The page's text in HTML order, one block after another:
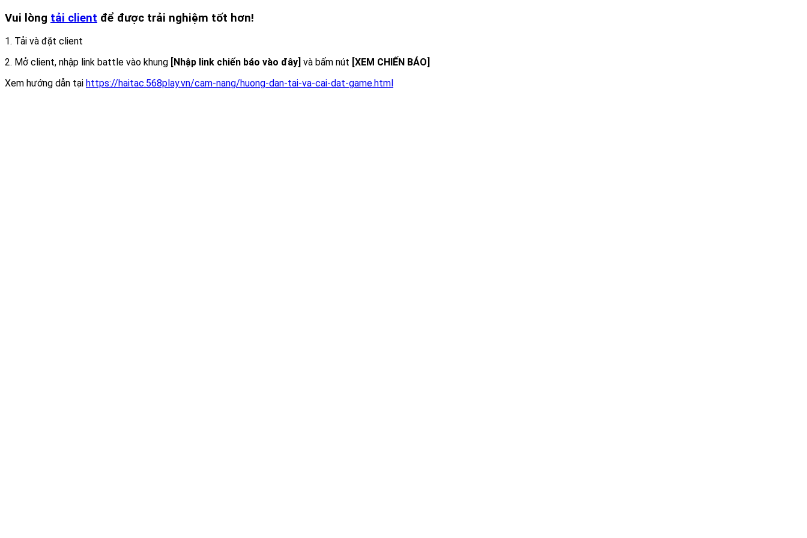
Vui lòng tải client để được trải nghiệm tốt hơn!
1. Tải và đặt client
2. Mở client, nhập link battle vào khung
[Nhập link chiến báo vào đây] và bấm nút [XEM CHIẾN BÁO]
Xem hướng dẫn tại https://haitac.568play.vn/cam-nang/huong-dan-tai-va-cai-dat-game.html